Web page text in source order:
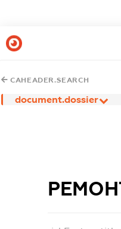
CAHEADER.SEARCH
document.dossier